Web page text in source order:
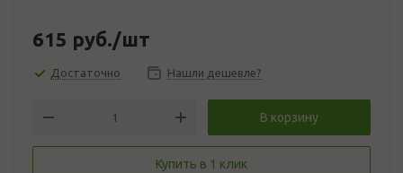
615 руб./шт
Достаточно Нашли дешевле?
В корзину
Купить в 1 клик